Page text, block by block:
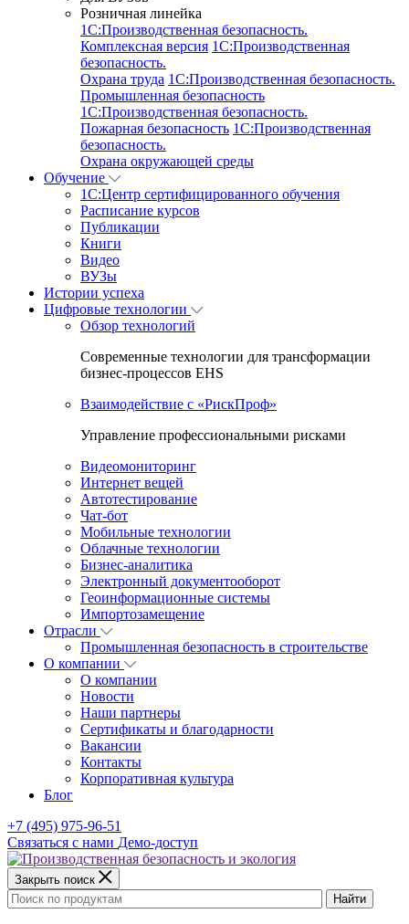
Розничная линейка
1C:Производственная безопасность.
Комплексная версия 1C:Производственная
безопасность.
Охрана труда 1C:Производственная безопасность.
Промышленная безопасность
1C:Производственная безопасность.
Пожарная безопасность 1C:Производственная
безопасность.
Охрана окружающей среды
Обучение
1C:Центр сертифицированного обучения
Расписание курсов
Публикации
Книги
Видео
ВУЗы
Истории успеха
Цифровые технологии
Обзор технологий
Современные технологии для трансформации
бизнес-процессов EHS
Взаимодействие с «РискПроф»
Управление профессиональными рисками
Видеомониторинг
Интернет вещей
Автотестирование
Чат-бот
Мобильные технологии
Облачные технологии
Бизнес-аналитика
Электронный документооборот
Геоинформационные системы
Импортозамещение
Отрасли
Промышленная безопасность в строительстве
О компании
О компании
Новости
Наши партнеры
Сертификаты и благодарности
Вакансии
Контакты
Корпоративная культура
Блог
+7 (495) 975-96-51
Связаться с нами Демо-доступ
Закрыть поиск
Найти